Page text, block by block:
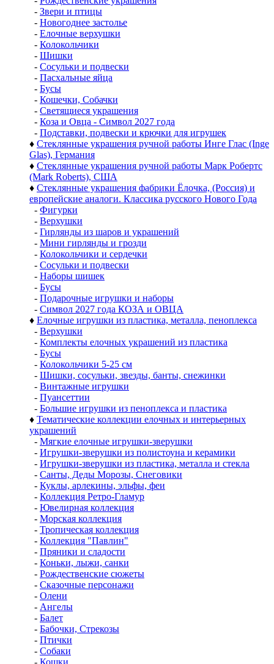
- Звери и птицы
- Новогоднее застолье
- Елочные верхушки
- Колокольчики
- Шишки
- Сосульки и подвески
- Пасхальные яйца
- Бусы
- Кошечки, Собачки
- Светящиеся украшения
- Коза и Овца - Символ 2027 года
- Подставки, подвески и крючки для игрушек
♦ Стеклянные украшения ручной работы Инге Глас (Inge
Glas), Германия
♦ Стеклянные украшения ручной работы Марк Робертс
(Mark Roberts), США
♦ Стеклянные украшения фабрики Ёлочка, (Россия) и
европейские аналоги. Классика русского Нового Года
- Фигурки
- Верхушки
- Гирлянды из шаров и украшений
- Мини гирлянды и грозди
- Колокольчики и сердечки
- Сосульки и подвески
- Наборы шишек
- Бусы
- Подарочные игрушки и наборы
- Символ 2027 года КОЗА и ОВЦА
♦ Елочные игрушки из пластика, металла, пеноплекса
- Верхушки
- Комплекты елочных украшений из пластика
- Бусы
- Колокольчики 5-25 см
- Шишки, сосульки, звезды, банты, снежинки
- Винтажные игрушки
- Пуансеттии
- Большие игрушки из пеноплекса и пластика
♦ Тематические коллекции елочных и интерьерных
украшений
- Мягкие елочные игрушки-зверушки
- Игрушки-зверушки из полистоуна и керамики
- Игрушки-зверушки из пластика, металла и стекла
- Санты, Деды Морозы, Снеговики
- Куклы, арлекины, эльфы, феи
- Коллекция Ретро-Гламур
- Ювелирная коллекция
- Морская коллекция
- Тропическая коллекция
- Коллекция "Павлин"
- Пряники и сладости
- Коньки, лыжи, санки
- Рождественские сюжеты
- Сказочные персонажи
- Олени
- Ангелы
- Балет
- Бабочки, Стрекозы
- Птички
- Собаки
- Кошки